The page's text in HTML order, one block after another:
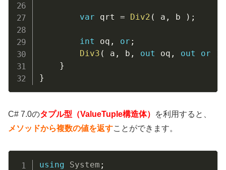
var qrt = Div2 ( a , b ) ;
int oq , or ;
Div3 ( a , b , out oq , out or
}
}
C# 7.0のタプル型（ValueTuple構造体）
を利用すると、
メソッドから複数の値を返すことができます。
using System ;